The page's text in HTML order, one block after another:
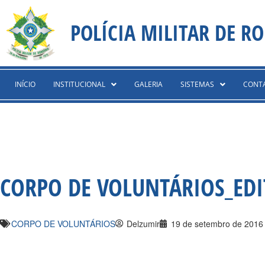
content
para
conteúdo
POLÍCIA MILITAR DE
INÍCIO INSTITUCIONAL GALERIA SISTEMAS
CORPO DE
CORPO DE VOLUNTÁRIOS Delzumir 19 de setembro de 2016